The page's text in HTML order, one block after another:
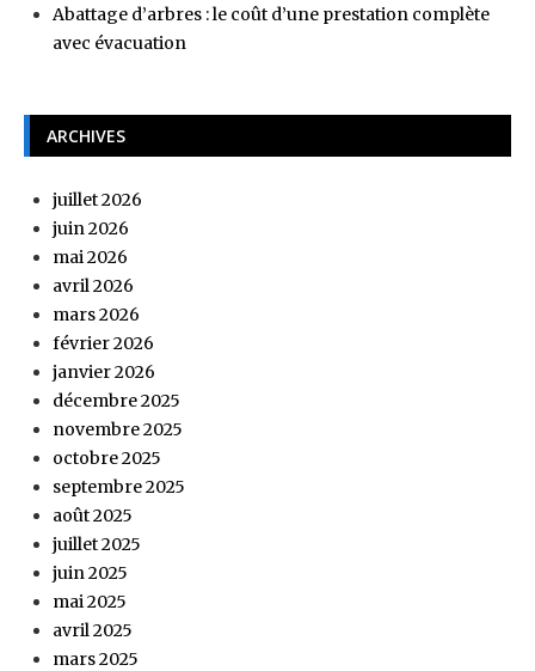
Abattage d’arbres : le coût d’une prestation complète
avec évacuation
ARCHIVES
juillet 2026
juin 2026
mai 2026
avril 2026
mars 2026
février 2026
janvier 2026
décembre 2025
novembre 2025
octobre 2025
septembre 2025
août 2025
juillet 2025
juin 2025
mai 2025
avril 2025
mars 2025